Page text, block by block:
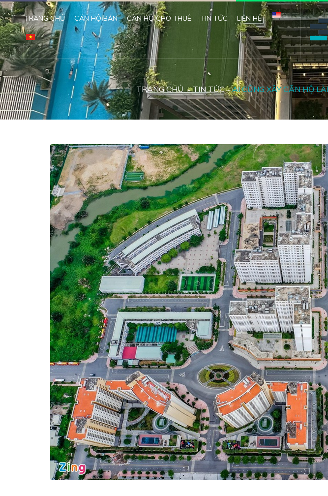
TRANG CHỦ CĂN HỘ BÁN CĂN HỘ CHO THUÊ TIN TỨC
LIÊN HỆ
TRANG CHỦ TIN TỨC AI CŨNG XÂY CĂN HỘ